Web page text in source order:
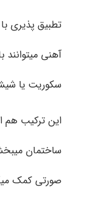
تطبیق پذیری
آهنی میتوانند
سکوریت یا
این ترکیب هم
ساختمان
صورتی کمک